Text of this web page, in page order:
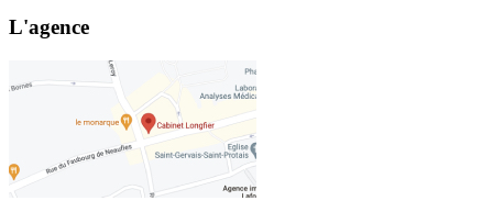
L'agence